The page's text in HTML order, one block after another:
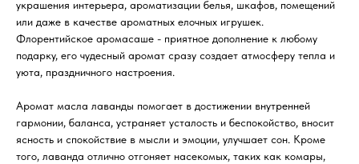
украшения интерьера, ароматизации белья, шкафов, помещений
или даже в качестве ароматных елочных игрушек.
Флорентийское аромасаше - приятное дополнение к любому
подарку, его чудесный аромат сразу создает атмосферу тепла и
уюта, праздничного настроения.
Аромат масла лаванды помогает в достижении внутренней
гармонии, баланса, устраняет усталость и беспокойство, вносит
ясность и спокойствие в мысли и эмоции, улучшает сон. Кроме
того, лаванда отлично отгоняет насекомых, таких как комары,